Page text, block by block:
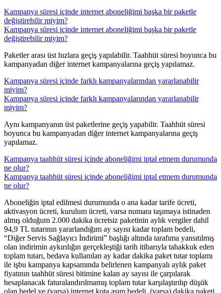
Kampanya süresi içinde internet aboneliğimi başka bir paketle
değiştirebilir miyim?
Kampanya süresi içinde internet aboneliğimi başka bir paketle
değiştirebilir miyim?
​Paketler arası üst hızlara geçiş yapılabilir. Taahhüt süresi boyunca bu
kampanyadan diğer internet kampanyalarına geçiş yapılamaz.​
Kampanya süresi içinde farklı kampanyalarından yararlanabilir
miyim?
Kampanya süresi içinde farklı kampanyalarından yararlanabilir
miyim?
​Aynı kampanyanın üst paketlerine geçiş yapabilir. Taahhüt süresi
boyunca bu kampanyadan diğer internet kampanyalarına geçiş
yapılamaz.​​
Kampanya taahhüt süresi içinde aboneliğimi iptal etmem durumunda
ne olur?
Kampanya taahhüt süresi içinde aboneliğimi iptal etmem durumunda
ne olur?
​Aboneliğin iptal edilmesi durumunda o ana kadar tarife ücreti,
aktivasyon ücreti, kurulum ücreti, varsa numara taşımaya istinaden
almış olduğum 2.000 dakika ücretsiz paketinin aylık vergiler dahil
94,9 TL tutarının yararlandığım ay sayısı kadar toplam bedeli,
“Diğer Servis Sağlayıcı İndirimi” başlığı altında tarafıma yansıtılmış
olan indirimin aykırılığın gerçekleştiği tarih itibarıyla tahakkuk eden
toplam tutarı, bedava kullanılan ay kadar dakika paket tutar toplamı
ile işbu kampanya kapsamında belirlenen kampanyalı aylık paket
fiyatının taahhüt süresi bitimine kalan ay sayısı ile çarpılarak
hesaplanacak faturalandırılmamış toplam tutar karşılaştırılıp düşük